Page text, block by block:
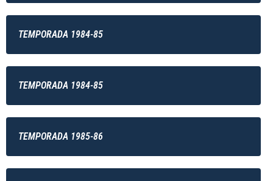
TEMPORADA 1984-85
TEMPORADA 1984-85
TEMPORADA 1985-86